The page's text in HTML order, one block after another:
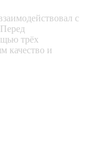
с
трёх
качество и